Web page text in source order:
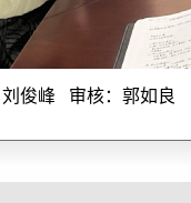
俊峰 审核：郭如良